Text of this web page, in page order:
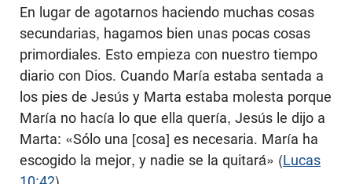
En lugar de agotarnos haciendo muchas cosas
secundarias, hagamos bien unas pocas cosas
primordiales. Esto empieza con nuestro tiempo
diario con Dios. Cuando María estaba sentada a
los pies de Jesús y Marta estaba molesta porque
María no hacía lo que ella quería, Jesús le dijo a
Marta: «Sólo una [cosa] es necesaria. María ha
escogido la mejor, y nadie se la quitará» (Lucas